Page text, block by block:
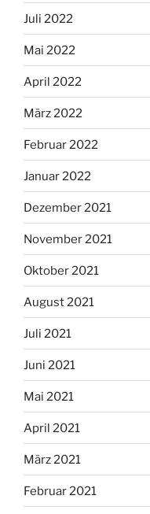
Juli 2022
Mai 2022
April 2022
März 2022
Februar 2022
Januar 2022
Dezember 2021
November 2021
Oktober 2021
August 2021
Juli 2021
Juni 2021
Mai 2021
April 2021
März 2021
Februar 2021